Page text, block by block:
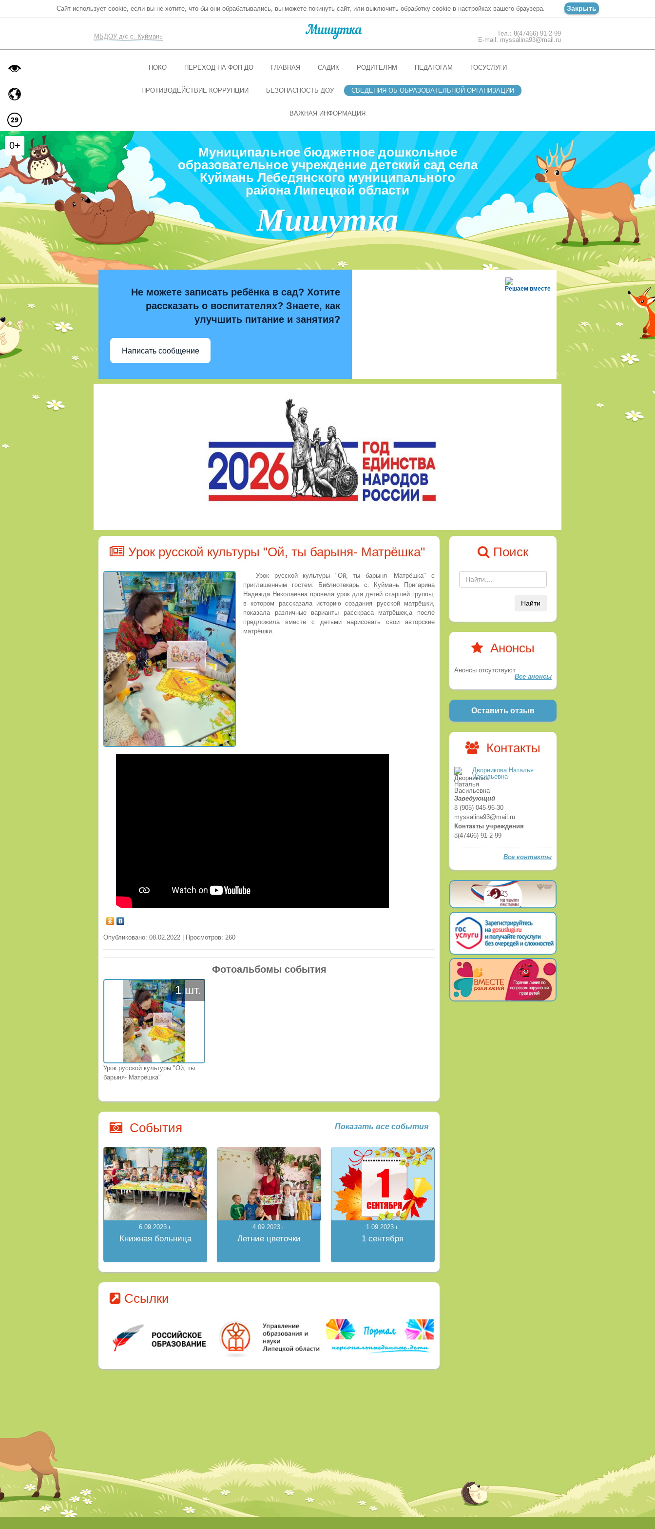
Сайт использует cookie, если вы не хотите, что бы они обрабатывались, вы можете покинуть сайт, или выключить обработку cookie в настройках вашего браузера. Закрыть
МБДОУ д/с с. Куймань
Тел.: 8(47466) 91-2-99
E-mail: myssalina93@mail.ru
НОКО ПЕРЕХОД НА ФОП ДО ГЛАВНАЯ САДИК РОДИТЕЛЯМ ПЕДАГОГАМ ГОСУСЛУГИ
ПРОТИВОДЕЙСТВИЕ КОРРУПЦИИ БЕЗОПАСНОСТЬ ДОУ СВЕДЕНИЯ ОБ ОБРАЗОВАТЕЛЬНОЙ ОРГАНИЗАЦИИ
ВАЖНАЯ ИНФОРМАЦИЯ
Муниципальное бюджетное дошкольное
образовательное учреждение детский сад села
Куймань Лебедянского муниципального
района Липецкой области
Мишутка
Решаем вместе
Не можете записать ребёнка в сад? Хотите
рассказать о воспитателях? Знаете, как
улучшить питание и занятия?
Написать сообщение
Урок русской культуры "Ой, ты барыня- Матрёшка"
Урок русской культуры "Ой, ты барыня- Матрёшка" с
приглашенным гостем. Библиотекарь с. Куймань Пригарина
Надежда Николаевна провела урок для детей старшей группы,
в котором рассказала историю создания русской матрёшки,
показала различные варианты расскраса матрёшек,а после
предложила вместе с детьми нарисовать свои авторские
матрёшки.
Опубликовано: 08.02.2022 | Просмотров: 260
Фотоальбомы события
1 шт.
Урок русской культуры "Ой, ты
барыня- Матрёшка"
События Показать все события
6.09.2023 г.
Книжная больница
4.09.2023 г.
Летние цветочки
1.09.2023 г.
1 сентября
Ссылки
Поиск
Найти
Анонсы
Анонсы отсутствуют
Все анонсы
Оставить отзыв
Контакты
Дворникова Наталья
Васильевна
Заведующий
8 (905) 045-96-30
myssalina93@mail.ru
Контакты учреждения
8(47466) 91-2-99
Все контакты
0+